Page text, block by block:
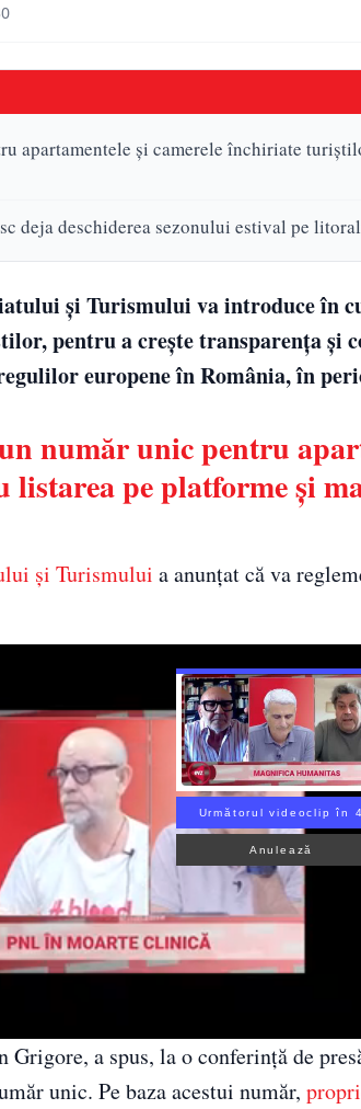
apartamentele și camerele închiriate
deja deschiderea sezonului estival pe
și Turismului va introduce în
pentru a crește transparența și
europene în România, în
număr unic pentru
pe platforme și
și Turismului a anunțat că va
Următorul videoclip în 3
Anulează
a spus, la o conferință de
unic. Pe baza acestui număr,